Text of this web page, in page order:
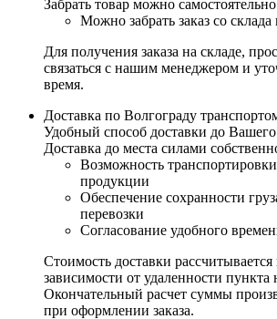
Забрать товар можно
Можно забрать заказ со
Для получения заказа на складе,
связаться с нашим менеджером и
время.
Доставка по Волгограду
Удобный способ доставки до Вашего
Доставка до места силами
Возможность
продукции
Обеспечение сохранности
перевозки
Согласование удобного
Стоимость доставки
зависимости от удаленности пункта
Окончательный расчет суммы
при оформлении заказа.